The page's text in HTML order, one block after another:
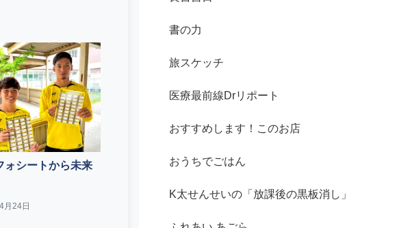
ォシートから未来
月24日
書の力
旅スケッチ
医療最前線Drリポート
おすすめします！このお店
おうちでごはん
K太せんせいの「放課後の黒板消し」